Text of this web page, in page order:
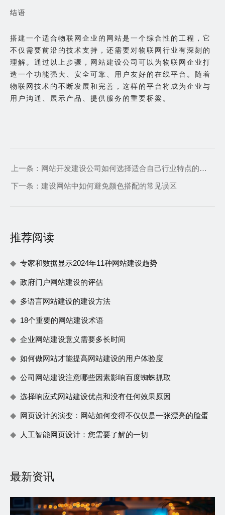
结语
搭建一个适合物联网企业的网站是一个综合性的工程，它
不仅需要前沿的技术支持，还需要对物联网行业有深刻的
理解。通过以上步骤，网站建设公司可以为物联网企业打
造一个功能强大、安全可靠、用户友好的在线平台。随着
物联网技术的不断发展和完善，这样的平台将成为企业与
用户沟通、展示产品、提供服务的重要桥梁。
上一条： 网站开发建设公司如何选择适合自己行业特点的设计风格
下一条： 建设网站中如何避免颜色搭配的常见误区
推荐阅读
专家和数据显示2024年11种网站建设趋势
政府门户网站建设的评估
多语言网站建设的建设方法
18个重要的网站建设术语
企业网站建设意义需要多长时间
如何做网站才能提高网站建设的用户体验度
公司网站建设注意哪些因素影响百度蜘蛛抓取
选择响应式网站建设优点和没有任何效果原因
网页设计的演变：网站如何变得不仅仅是一张漂亮的脸蛋
人工智能网页设计：您需要了解的一切
最新资讯